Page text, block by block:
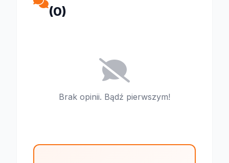
(0)
Brak opinii. Bądź pierwszym!